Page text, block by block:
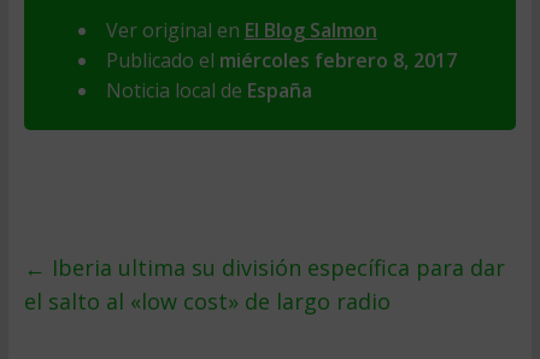
Ver original en El Blog Salmon
Publicado el miércoles febrero 8, 2017
Noticia local de España
← Iberia ultima su división específica para dar
el salto al «low cost» de largo radio